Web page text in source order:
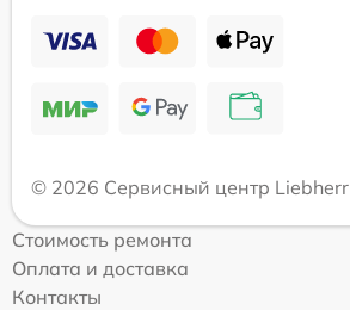
© 2026 Сервисный центр Liebherr
Стоимость ремонта
Оплата и доставка
Контакты